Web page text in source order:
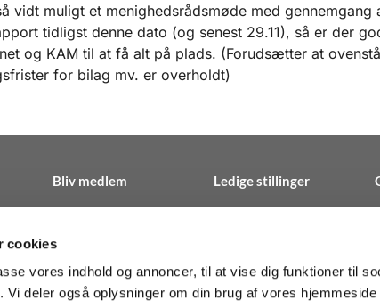
cookies
vores indhold og annoncer, til at vise dig funktioner til
deler også oplysninger om din brug af vores
vidt muligt et menighedsrådsmøde med gennemgang
tidligst denne dato (og senest 29.11), så er der
og KAM til at få alt på plads. (Forudsætter at
for bilag mv. er overholdt)
Bliv medlem Ledige stillinger
Herlev Hovedgade 195C 1.th, 2730 Herlev38 27 10 00
Kontakt